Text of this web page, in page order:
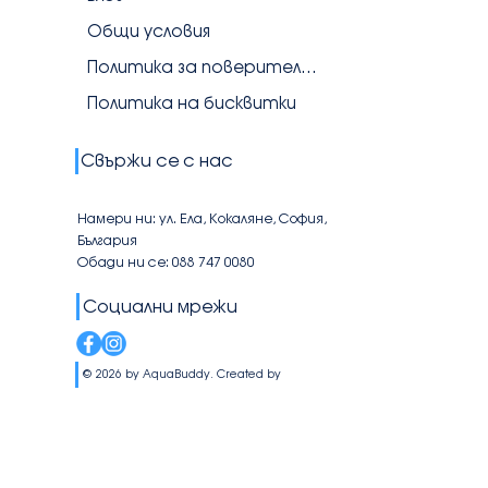
Общи условия
Политика за поверителност
Политика на бисквитки
Свържи се с нас
Намери ни: ул. Ела, Кокаляне, София,
България
Обади ни се: 088 747 0080
Социални мрежи
© 2026 by AquaBuddy. Created by